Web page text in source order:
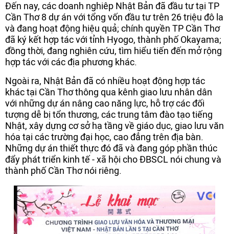
Đến nay, các doanh nghiêp Nhật Bản đã đầu tư tại TP
Cần Thơ 8 dự án với tổng vốn đầu tư trên 26 triệu đô la
và đang hoạt động hiệu quả; chính quyền TP Cần Thơ
đã ký kết hợp tác với tỉnh Hyogo, thành phố Okayama;
đồng thời, đang nghiên cứu, tìm hiểu tiến đến mở rộng
hợp tác với các địa phương khác.
Ngoài ra, Nhật Bản đã có nhiều hoạt động hợp tác
khác tại Cần Thơ thông qua kênh giao lưu nhân dân
với những dự án nâng cao năng lực, hỗ trợ các đối
tượng dễ bị tổn thương, các trung tâm đào tạo tiếng
Nhật, xây dựng cơ sở hạ tầng về giáo dục, giao lưu văn
hóa tại các trường đại học, cao đẳng trên địa bàn.
Những dự án thiết thực đó đã và đang góp phần thúc
đẩy phát triển kinh tế - xã hội cho ĐBSCL nói chung và
thành phố Cần Thơ nói riêng.